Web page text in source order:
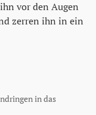
vor den Augen
zerren ihn in ein
in das